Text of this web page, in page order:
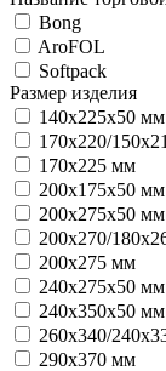
Bong
AroFOL
Softpack
Размер изделия
140x225x50 мм
170х220/
170х225 мм
200x175x50 мм
200x275x50 мм
200х270/
200х275 мм
240x275x50 мм
240x350x50 мм
260х340/
290х370 мм